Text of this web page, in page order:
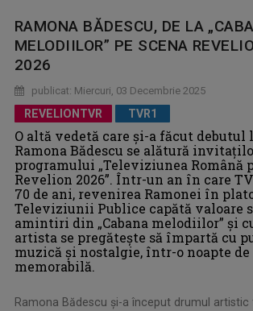
RAMONA BĂDESCU, DE LA
MELODIILOR” PE SCENA
2026
publicat: Miercuri, 03 Decembrie 2025
REVELIONTVR TVR1
O altă vedetă care şi-a făcut debutul
Ramona Bădescu se alătură
programului „Televiziunea Română
Revelion 2026”. Într-un an în care
70 de ani, revenirea Ramonei în
Televiziunii Publice capătă valoare
amintiri din „Cabana melodiilor” și
artista se pregătește să împartă cu
muzică și nostalgie, într-o noapte de
memorabilă.
Ramona Bădescu și-a început drumul